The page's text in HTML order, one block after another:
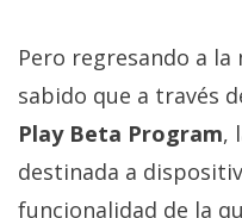
/
Publicidad
/
Cambiar
opciones
Pero regresando a
sabido que a través
Play Beta Program,
destinada a
funcionalidad de la